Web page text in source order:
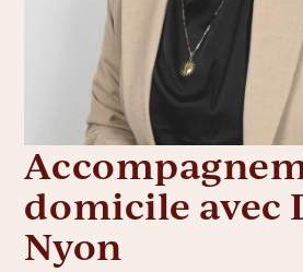
domicile avec
Nyon